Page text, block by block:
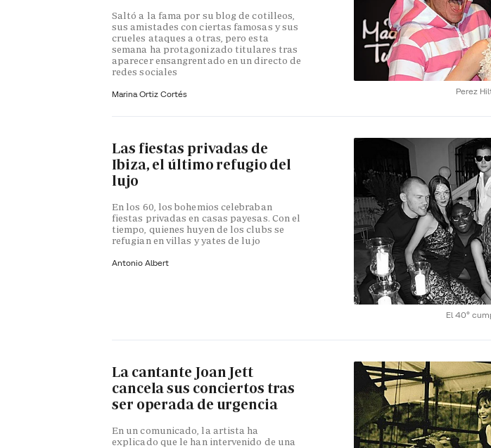
Perez
Saltó a la fama por su blog de cotilleos,
sus amistades con ciertas famosas y sus
crueles ataques a otras, pero esta
semana ha protagonizado titulares tras
aparecer ensangrentado en un directo de
redes sociales
Marina Ortiz Cortés
El 40º
Las fiestas privadas de
Ibiza, el último refugio del
lujo
En los 60, los bohemios celebraban
fiestas privadas en casas payesas. Con el
tiempo, quienes huyen de los clubs se
refugian en villas y yates de lujo
Antonio Albert
La cantante Joan Jett
cancela sus conciertos tras
ser operada de urgencia
En un comunicado, la artista ha
explicado que le han intervenido de una